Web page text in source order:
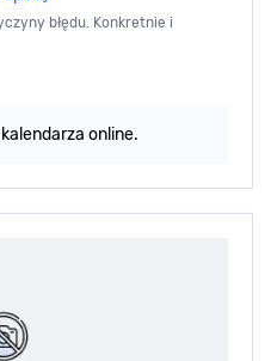
błędu. Konkretnie i
online.